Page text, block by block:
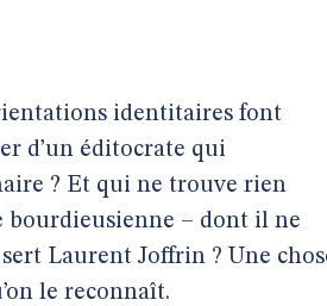
identitaires font
d’un éditocrate qui
? Et qui ne trouve rien
bourdieusienne – dont il ne
Laurent Joffrin ? Une
le reconnaît.